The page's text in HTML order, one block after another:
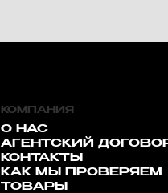
КОМПАНИЯ
О НАС
АГЕНТСКИЙ
КОНТАКТЫ
КАК МЫ ПРОВЕРЯЕМ
ТОВАРЫ